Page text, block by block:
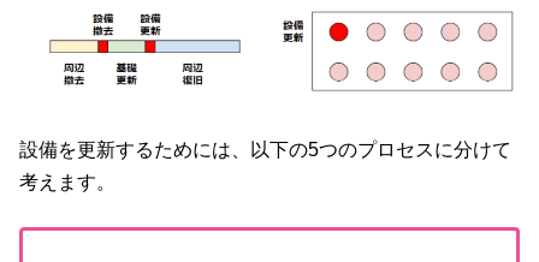
設備を更新するためには、以下の5つのプロセスに分けて
考えます。